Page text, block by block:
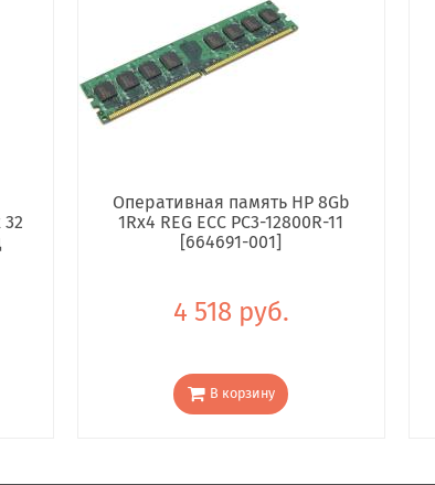
Оперативная память HP 8Gb
1Rx4 REG ECC PC3-12800R-11
[664691-001]
4 518 руб.
В корзину